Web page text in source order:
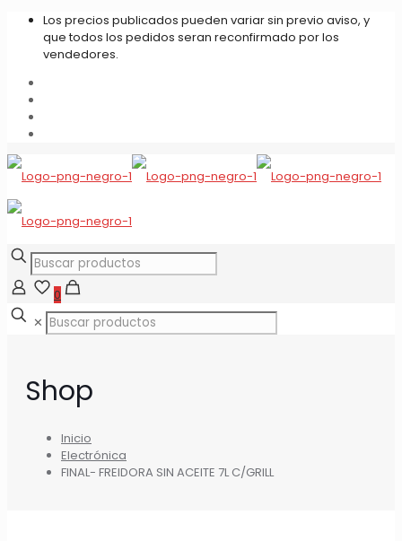
Los precios publicados pueden variar sin previo aviso, y
que todos los pedidos seran reconfirmado por los
vendedores.
0
✕
Shop
Inicio
Electrónica
FINAL- FREIDORA SIN ACEITE 7L C/GRILL